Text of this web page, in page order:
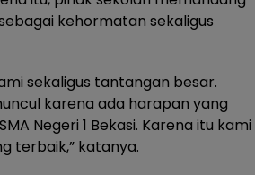
kehormatan sekaligus
sekaligus tantangan besar.
karena ada harapan yang
Negeri 1 Bekasi. Karena itu kami
terbaik,” katanya.